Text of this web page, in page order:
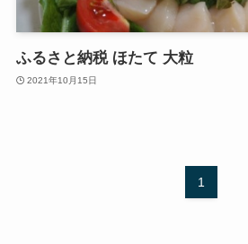
ふるさと納税 ほたて 大粒
2021年10月15日
1